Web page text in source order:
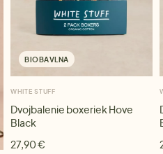
BIOBAVLNA
WHITE STUFF
Dvojbalenie boxeriek Hove
Black
27,90 €